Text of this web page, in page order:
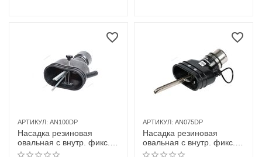
АРТИКУЛ: AN100DP
Насадка резиновая
овальная с внутр. фикс.
на шланг D=100мм
АРТИКУЛ: AN075DP
Насадка резиновая
овальная с внутр. фикс.
на шланг D=75мм